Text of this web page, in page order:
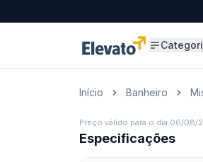
Início Banheiro
Preço válido para o dia 06/08/
Especificações